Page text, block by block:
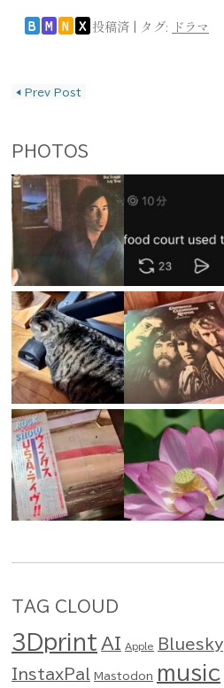
B M N X 投稿済 | タグ: ドラマ
◀ Prev Post
PHOTOS
TAG CLOUD
3Dprint AI Apple Bluesky
InstaxPal Mastodon music